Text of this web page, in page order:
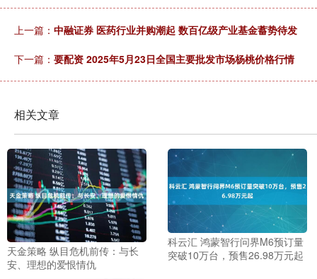
上一篇： 中融证券 医药行业并购潮起 数百亿级产业基金蓄势待发
下一篇： 要配资 2025年5月23日全国主要批发市场杨桃价格行情
相关文章
天金策略 纵目危机前传：与长
安、理想的爱恨情仇
科云汇 鸿蒙智行问界M6预订量
突破10万台，预售26.98万元起